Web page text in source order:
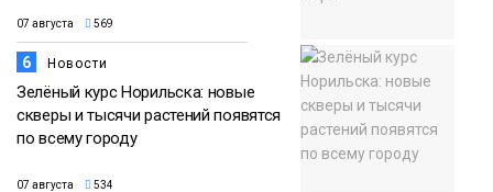
07 августа 569
6 Новости
Зелёный курс Норильска: новые
скверы и тысячи растений появятся
по всему городу
07 августа 534